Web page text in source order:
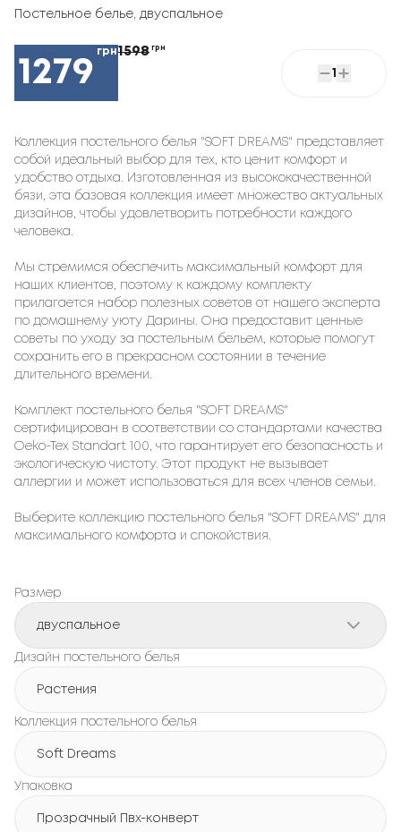
Постельное белье двуспальное
1279
грн1598 грн
1
Коллекция постельного белья "SOFT DREAMS" представляет
собой идеальный выбор для тех, кто ценит комфорт и
удобство отдыха. Изготовленная из высококачественной
бязи, эта базовая коллекция имеет множество актуальных
дизайнов, чтобы удовлетворить потребности каждого
человека.
Мы стремимся обеспечить максимальный комфорт для
наших клиентов, поэтому к каждому комплекту
прилагается набор полезных советов от нашего эксперта
по домашнему уюту Дарины. Она предоставит ценные
советы по уходу за постельным бельем, которые помогут
сохранить его в прекрасном состоянии в течение
длительного времени.
Комплект постельного белья "SOFT DREAMS"
сертифицирован в соответствии со стандартами качества
Oeko-Tex Standart 100, что гарантирует его безопасность и
экологическую чистоту. Этот продукт не вызывает
аллергии и может использоваться для всех членов семьи.
Выберите коллекцию постельного белья "SOFT DREAMS" для
максимального комфорта и спокойствия.
Размер
двуспальное
Дизайн постельного белья
Растения
Коллекция постельного белья
Soft Dreams
Упаковка
Прозрачный Пвх-конверт